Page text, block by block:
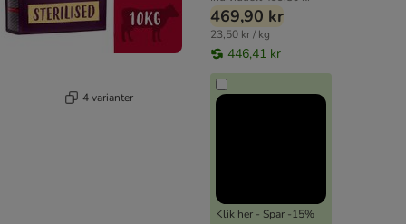
4 varianter
469,90 kr
23,50 kr / kg
446,41 kr
Klik her - Spar -15%